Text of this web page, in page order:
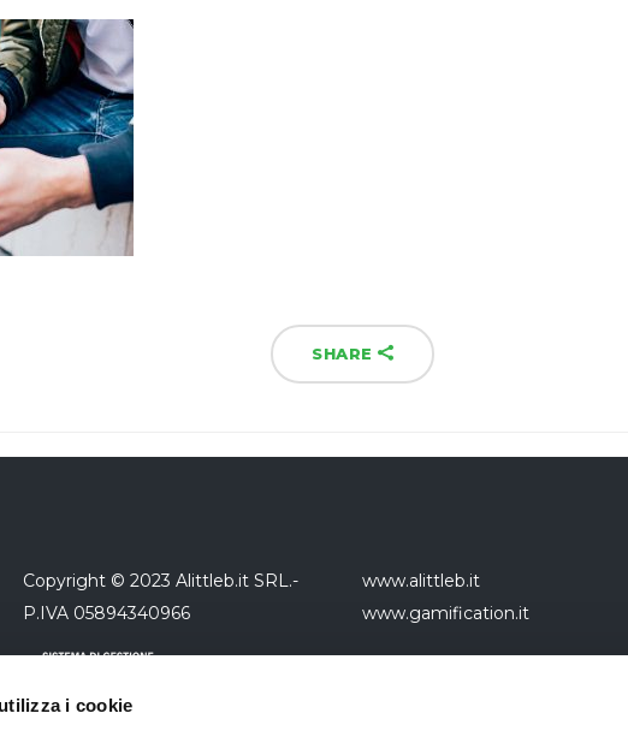
i cookie
SHARE
Copyright © 2023 Alittleb.it SRL.-
P.IVA 05894340966
www.alittleb.it
www.gamification.it